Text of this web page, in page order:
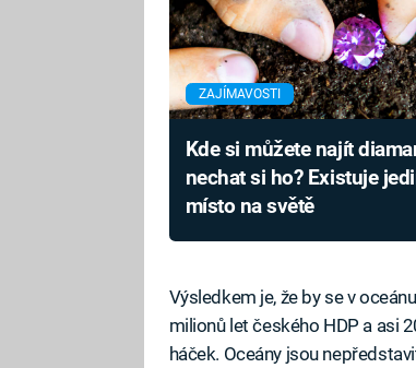
ZAJÍMAVOSTI
Kde si můžete najít
nechat si ho? Existuje
místo na světě
Výsledkem je, že by se v
milionů let českého HDP a asi
háček. Oceány jsou